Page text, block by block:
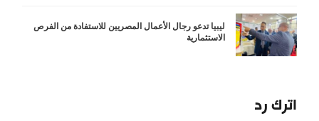
ليبيا تدعو رجال الأعمال المصريين للاستفادة من الفرص
الاستثمارية
اترك رد